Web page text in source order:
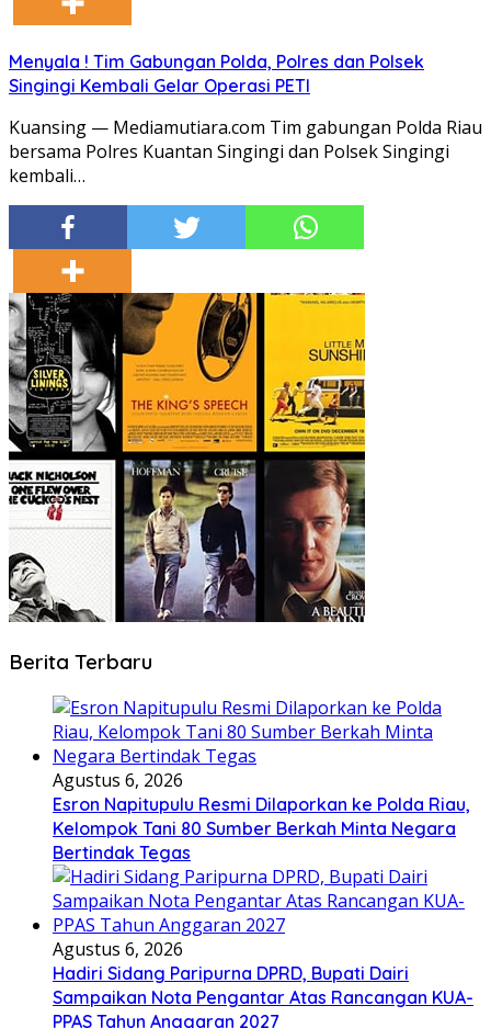
Menyala ! Tim Gabungan Polda, Polres dan Polsek
Singingi Kembali Gelar Operasi PETI
Kuansing — Mediamutiara.com Tim gabungan Polda Riau
bersama Polres Kuantan Singingi dan Polsek Singingi
kembali…
Berita Terbaru
Agustus 6, 2026
Esron Napitupulu Resmi Dilaporkan ke Polda Riau,
Kelompok Tani 80 Sumber Berkah Minta Negara
Bertindak Tegas
Agustus 6, 2026
Hadiri Sidang Paripurna DPRD, Bupati Dairi
Sampaikan Nota Pengantar Atas Rancangan KUA-
PPAS Tahun Anggaran 2027